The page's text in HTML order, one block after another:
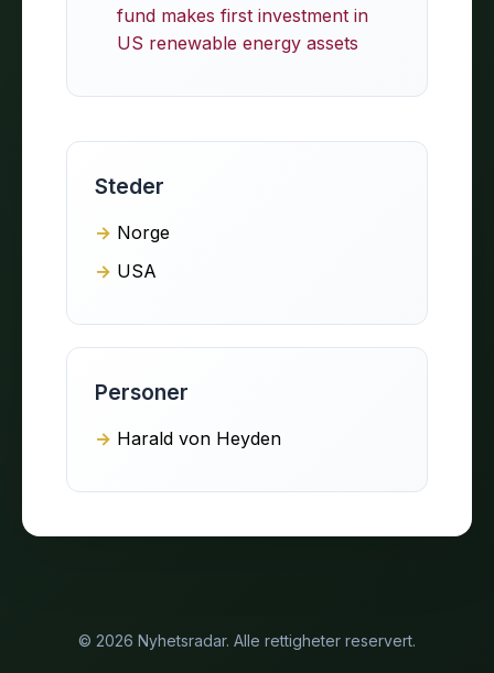
fund makes first investment in
US renewable energy assets
Steder
Norge
USA
Personer
Harald von Heyden
© 2026 Nyhetsradar. Alle rettigheter reservert.